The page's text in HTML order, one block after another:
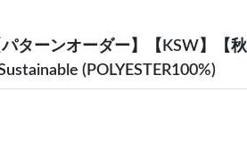
ターンオーダー】【KSW】【
(POLYESTER100%)